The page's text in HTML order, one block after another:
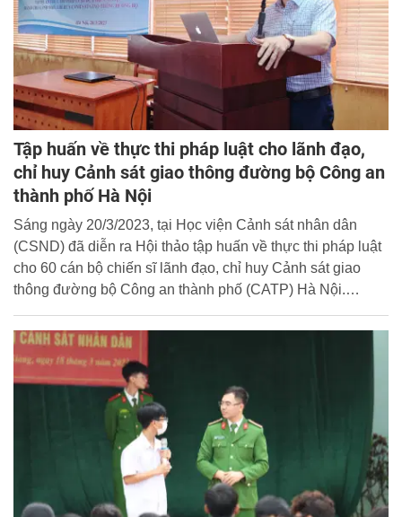
Tập huấn về thực thi pháp luật cho lãnh đạo,
chỉ huy Cảnh sát giao thông đường bộ Công an
thành phố Hà Nội
Sáng ngày 20/3/2023, tại Học viện Cảnh sát nhân dân
(CSND) đã diễn ra Hội thảo tập huấn về thực thi pháp luật
cho 60 cán bộ chiến sĩ lãnh đạo, chỉ huy Cảnh sát giao
thông đường bộ Công an thành phố (CATP) Hà Nội.
21/3/2023.